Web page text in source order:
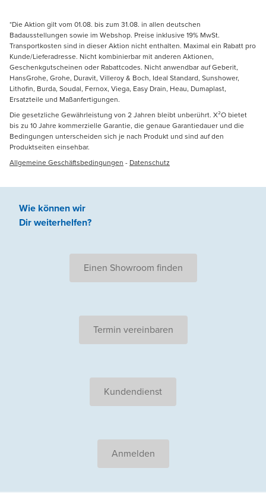
*Die Aktion gilt vom 01.08. bis zum 31.08. in allen deutschen
Badausstellungen sowie im Webshop. Preise inklusive 19% MwSt.
Transportkosten sind in dieser Aktion nicht enthalten. Maximal ein Rabatt pro
Kunde/Lieferadresse. Nicht kombinierbar mit anderen Aktionen,
Geschenkgutscheinen oder Rabattcodes. Nicht anwendbar auf Geberit,
HansGrohe, Grohe, Duravit, Villeroy & Boch, Ideal Standard, Sunshower,
Lithofin, Burda, Soudal, Fernox, Viega, Easy Drain, Heau, Dumaplast,
Ersatzteile und Maßanfertigungen.
Die gesetzliche Gewährleistung von 2 Jahren bleibt unberührt. X²O bietet
bis zu 10 Jahre kommerzielle Garantie, die genaue Garantiedauer und die
Bedingungen unterscheiden sich je nach Produkt und sind auf den
Produktseiten einsehbar.
Allgemeine Geschäftsbedingungen - Datenschutz
Wie können wir
Dir weiterhelfen?
Einen Showroom finden
Termin vereinbaren
Kundendienst
Anmelden